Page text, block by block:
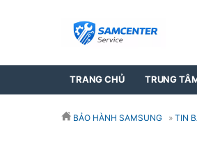
TRANG CHỦ TRUNG
BẢO HÀNH SAMSUNG » TIN